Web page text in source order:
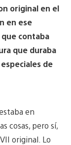
original en el
en ese
contaba
que duraba
de
en
cosas, pero sí,
original. Lo